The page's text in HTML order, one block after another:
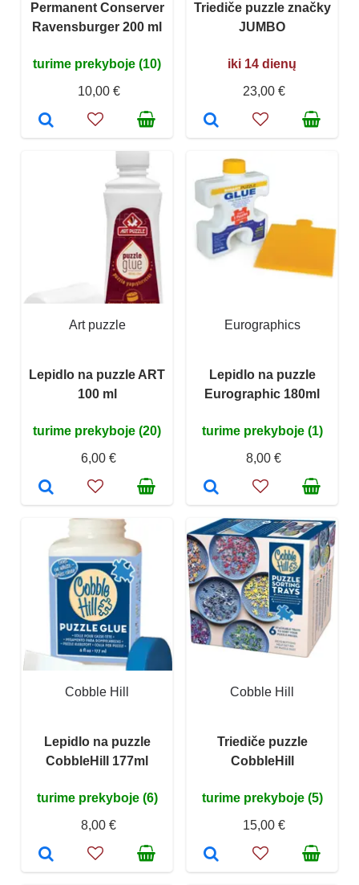
Permanent Conserver
Ravensburger 200 ml
turime prekyboje (10)
10,00 €
Triediče puzzle značky
JUMBO
iki 14 dienų
23,00 €
Art puzzle
Lepidlo na puzzle ART
100 ml
turime prekyboje (20)
6,00 €
Eurographics
Lepidlo na puzzle
Eurographic 180ml
turime prekyboje (1)
8,00 €
Cobble Hill
Lepidlo na puzzle
CobbleHill 177ml
turime prekyboje (6)
8,00 €
Cobble Hill
Triediče puzzle
CobbleHill
turime prekyboje (5)
15,00 €